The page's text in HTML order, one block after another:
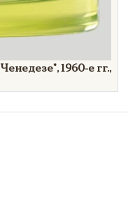
Ченедезе",1960-е гг.,